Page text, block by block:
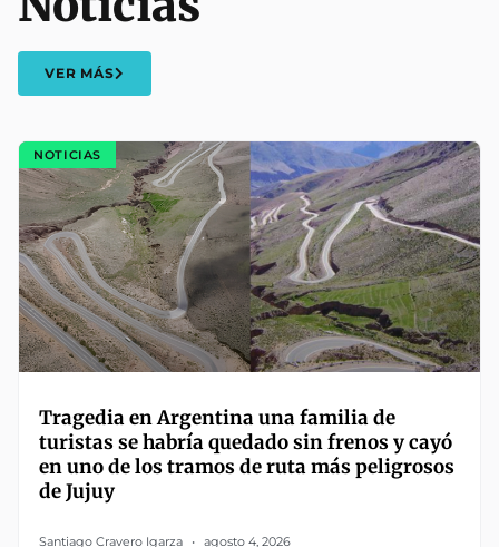
VER MÁS
NOTICIAS
Tragedia en Argentina una familia de
turistas se habría quedado sin frenos y cayó
en uno de los tramos de ruta más peligrosos
de Jujuy
Santiago Cravero Igarza agosto 4, 2026